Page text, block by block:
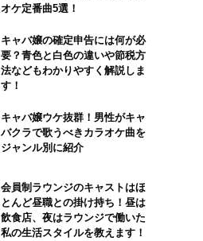
オケ定番曲5選！
キャバ嬢の確定申告には何が必
要？青色と白色の違いや節税方
法などもわかりやすく解説しま
す！
キャバ嬢ウケ抜群！男性がキャ
バクラで歌うべきカラオケ曲を
ジャンル別に紹介
会員制ラウンジのキャストはほ
とんど昼職との掛け持ち！昼は
飲食店、夜はラウンジで働いた
私の生活スタイルを教えます！